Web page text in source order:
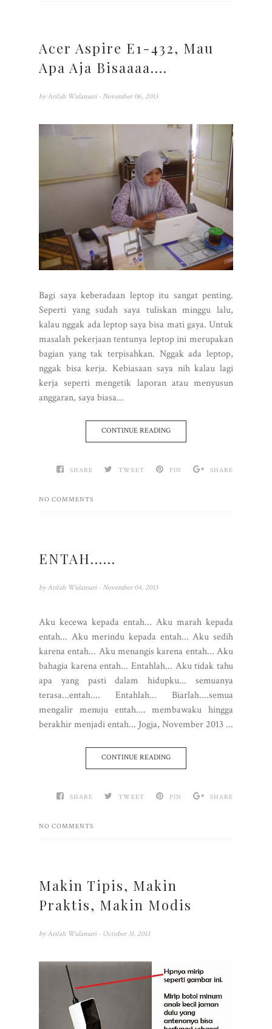
Acer Aspire E1-432, Mau
Apa Aja Bisaaaa....
by Arifah Wulansari - November 06, 2013
Bagi saya keberadaan leptop itu sangat penting.
Seperti yang sudah saya tuliskan minggu lalu,
kalau nggak ada leptop saya bisa mati gaya. Untuk
masalah pekerjaan tentunya leptop ini merupakan
bagian yang tak terpisahkan. Nggak ada leptop,
nggak bisa kerja. Kebiasaan saya nih kalau lagi
kerja seperti mengetik laporan atau menyusun
anggaran, saya biasa...
CONTINUE READING
SHARE TWEET PIN SHARE
NO COMMENTS
ENTAH......
by Arifah Wulansari - November 04, 2013
Aku kecewa kepada entah... Aku marah kepada
entah... Aku merindu kepada entah... Aku sedih
karena entah... Aku menangis karena entah... Aku
bahagia karena entah... Entahlah... Aku tidak tahu
apa yang pasti dalam hidupku... semuanya
terasa...entah.... Entahlah... Biarlah....semua
mengalir menuju entah.... membawaku hingga
berakhir menjadi entah... Jogja, November 2013 ...
CONTINUE READING
SHARE TWEET PIN SHARE
NO COMMENTS
Makin Tipis, Makin
Praktis, Makin Modis
by Arifah Wulansari - October 31, 2013